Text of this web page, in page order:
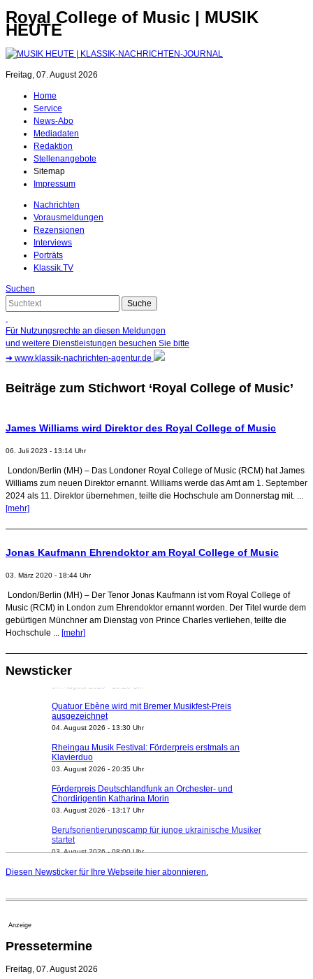
Royal College of Music | MUSIK
HEUTE
Freitag, 07. August 2026
Home
Service
News-Abo
Mediadaten
Redaktion
Stellenangebote
Sitemap
Impressum
Nachrichten
Vorausmeldungen
Rezensionen
Interviews
Porträts
Klassik.TV
Suchen
Für Nutzungsrechte an diesen Meldungen
und weitere Dienstleistungen besuchen Sie bitte
➜ www.klassik-nachrichten-agentur.de
Beiträge zum Stichwort ‘Royal College of Music’
James Williams wird Direktor des Royal College of Music
06. Juli 2023 - 13:14 Uhr
London/Berlin (MH) – Das Londoner Royal College of Music (RCM) hat James
Williams zum neuen Direktor ernannt. Williams werde das Amt am 1. September
2024 als 11. Direktor übernehmen, teilte die Hochschule am Donnerstag mit. ...
[mehr]
Jonas Kaufmann Ehrendoktor am Royal College of Music
03. März 2020 - 18:44 Uhr
London/Berlin (MH) – Der Tenor Jonas Kaufmann ist vom Royal College of
Music (RCM) in London zum Ehrendoktor ernannt worden. Der Titel wurde dem
gebürtigen Münchner am Dienstag von Prince Charles verliehen, teilte die
Hochschule ... [mehr]
Newsticker
ausgezeichnet
04. August 2026 - 13:30 Uhr
Klavierduo
03. August 2026 - 20:35 Uhr
Chordirigentin Katharina Morin
03. August 2026 - 13:17 Uhr
startet
03. August 2026 - 08:00 Uhr
Nationaltheater Mannheim
Regensburger Generalmusikdirektor Stefan Veselka
Kammerorchester Heilbronn: Chefdirigent Risto Joost
verlängert bis 2030
Diesen Newsticker für Ihre Webseite hier abonnieren.
Anzeige
Pressetermine
Freitag, 07. August 2026